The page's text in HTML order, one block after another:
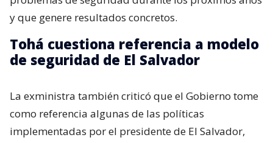
y que genere resultados concretos.
Tohá cuestiona referencia a modelo
de seguridad de El Salvador
La exministra también criticó que el Gobierno tome
como referencia algunas de las políticas
implementadas por el presidente de El Salvador,